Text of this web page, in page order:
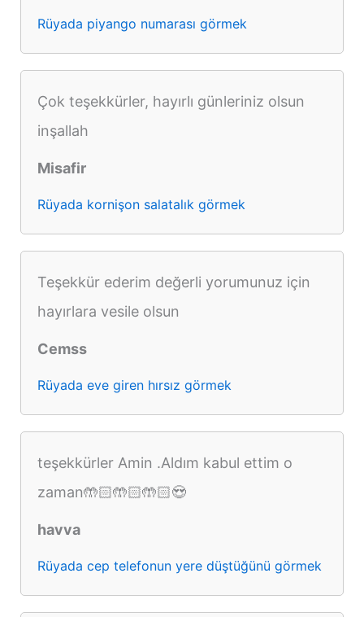
Rüyada piyango numarası görmek
Çok teşekkürler, hayırlı günleriniz olsun
inşallah
Misafir
Rüyada kornişon salatalık görmek
Teşekkür ederim değerli yorumunuz için
hayırlara vesile olsun
Cemss
Rüyada eve giren hırsız görmek
teşekkürler Amin .Aldım kabul ettim o
zaman🤲🏻🤲🏻🤲🏻😍
havva
Rüyada cep telefonun yere düştüğünü görmek